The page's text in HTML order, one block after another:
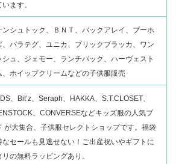
ます。
ンシュトック、ＢＮＴ、バックアレイ、ブーホ
、バラテグ、ユニカ、ブリックブラッカ、ワン
シュ、ジェモー、ランチパック、ハーヴェスト
、ホイップクリームなどの子供服販売
、Bit’z、Seraph、HAKKA、S.T.CLOSET、
、CONVERSEなどキッズ服の人気ブ
が大集合、子供服セレクトショップです。福袋
なセールも見逃せない！ご出産祝いやギフトに
リの無料ラッピングあり。